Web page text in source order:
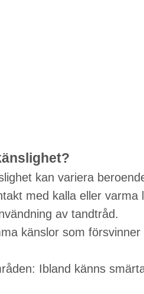
kan variera
med kalla eller varma
av tandtråd.
känslor som
Ibland känns